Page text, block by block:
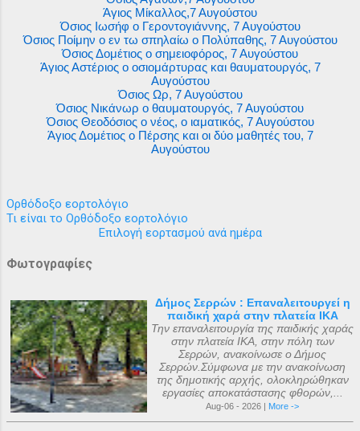
Άγιος Μίκαλλος,7 Αυγούστου
Όσιος Ιωσήφ ο Γεροντογιάννης, 7 Αυγούστου
Όσιος Ποίμην ο εν τω σπηλαίω ο Πολύπαθης, 7 Αυγούστου
Όσιος Δομέτιος ο σημειοφόρος, 7 Αυγούστου
Άγιος Αστέριος ο οσιομάρτυρας και θαυματουργός, 7
Αυγούστου
Όσιος Ωρ, 7 Αυγούστου
Όσιος Νικάνωρ ο θαυματουργός, 7 Αυγούστου
Όσιος Θεοδόσιος ο νέος, ο ιαματικός, 7 Αυγούστου
Άγιος Δομέτιος ο Πέρσης και οι δύο μαθητές του, 7
Αυγούστου
Ορθόδοξο εορτολόγιο
Τι είναι το Ορθόδοξο εορτολόγιο
Επιλογή εορτασμού ανά ημέρα
Φωτογραφίες
Δήμος Σερρών : Επαναλειτουργεί η
παιδική χαρά στην πλατεία ΙΚΑ
Την επαναλειτουργία της παιδικής χαράς
στην πλατεία ΙΚΑ, στην πόλη των
Σερρών, ανακοίνωσε ο Δήμος
Σερρών.Σύμφωνα με την ανακοίνωση
της δημοτικής αρχής, ολοκληρώθηκαν
εργασίες αποκατάστασης φθορών,...
Aug-06 - 2026 | More ->